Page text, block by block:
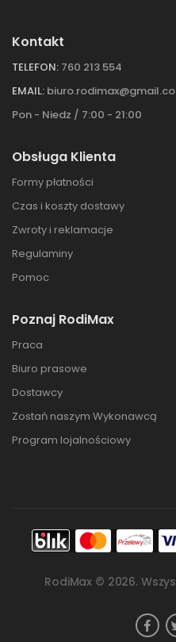
Kontakt
TELEFON: 760 213 554
EMAIL:
Pon - Niedz / 7:00 - 21:00
Obsługa Klienta
Formy płatności
Czas i koszty dostawy
Zwroty i reklamacje
Regulaminy
Pomoc
Poznaj RodiMax
Praca
Biuro prasowe
Dostawcy
Zostań naszym Wykonawcą
Program lojalnościowy
RodiMax © 2026.